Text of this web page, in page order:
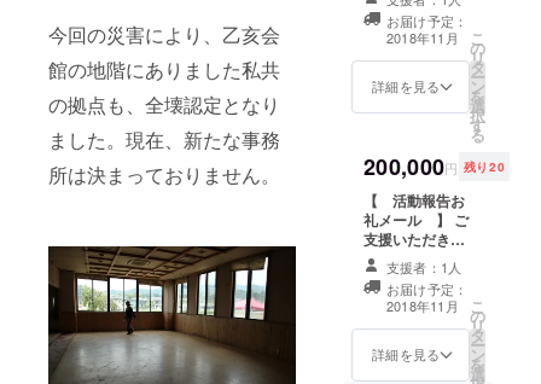
今回の災害により、乙亥会
館の地階にありました私共
の拠点も、全壊認定となり
ました。現在、新たな事務
所は決まっておりません。
権 】 167回目
の土俵は地元の
人たちで制作。
することができ
ます（11月上旬
撲に各地区の代
表として参加し
て相撲を取るこ
まわしがなくて
も安心！ 【 新
前を記載 】 新
たな乙亥相撲会
場に(野村公会
堂)に、ご支援い
ただいた方のお
名前を掲示いた
します。（ニッ
クネームでも
可） 【 写真撮
力士たちとの記
念写真をプレゼ
て、メールで報
告いたします。
（ 乙亥相撲開
催後、12月中旬
予定 ） その後
ントなどをメー
ルにて報告させ
ていただきま
す。 【 野村の
味丸ごとセッ
ト 】ほわいと
ファームの乳製
品、百姓百品の
お野菜、かしは
房絹さんのお菓
子、シルク博物
お届け予定：
2018年11月
詳細を見る
こ
の
リ
タ
ー
ン
を
選
択
す
る
200,000円 残り20
【 活動報告お
礼メール 】 ご
支援いただき行
えた活動につい
て、メールで報
告いたします。
（ 乙亥相撲開
催後、12月中旬
予定 ） その後
支援者：1人
お届け予定：
2018年11月
詳細を見る
こ
の
リ
タ
ー
ン
を
選